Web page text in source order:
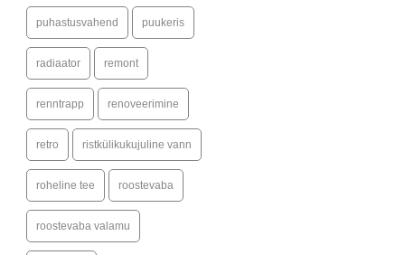
puhastusvahend puukeris
radiaator remont
renntrapp renoveerimine
retro ristkülikukujuline vann
roheline tee roostevaba
roostevaba valamu